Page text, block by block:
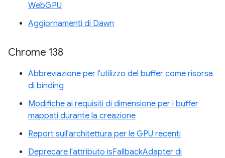
WebGPU
Aggiornamenti di Dawn
Chrome 138
Abbreviazione per l'utilizzo del buffer come risorsa
di binding
Modifiche ai requisiti di dimensione per i buffer
mappati durante la creazione
Report sull'architettura per le GPU recenti
Deprecare l'attributo isFallbackAdapter di